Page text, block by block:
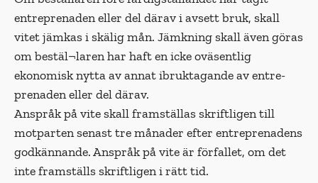
entreprenaden eller del därav i avsett bruk, skall
vitet jämkas i skälig mån. Jämkning skall även göras
om bestäl¬laren har haft en icke oväsentlig
ekonomisk nytta av annat ibruktagande av entre-
prenaden eller del därav.
Anspråk på vite skall framställas skriftligen till
motparten senast tre månader efter entreprenadens
godkännande. Anspråk på vite är förfallet, om det
inte framställs skriftligen i rätt tid.